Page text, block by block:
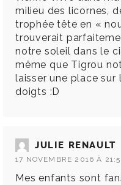
milieu des licornes,
trophée tête en «
trouverait
notre soleil dans le
même que Tigrou
laisser une place sur
doigts :D
JULIE RENAULT
17 NOVEMBRE 2016 À
Mes enfants sont